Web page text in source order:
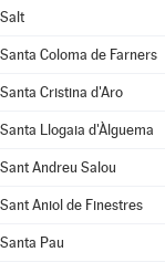
Salt
Santa Coloma de Farners
Santa Cristina d'Aro
Santa Llogaia d'Àlguema
Sant Andreu Salou
Sant Aniol de Finestres
Santa Pau